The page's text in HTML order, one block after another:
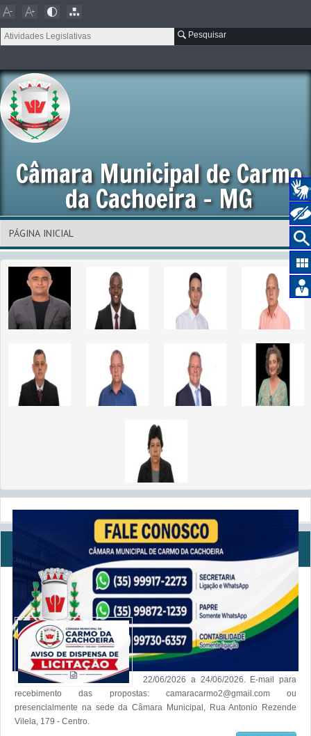
Pesquisar
Câmara Municipal de Carmo
da Cachoeira - MG
Câmara Municipal Abre Processo de Dispensa de
Licitação
Aviso de dispensa de licitação Nº
27/2026. Objeto: Aquisição de toners e
tintas para impressoras. Período para
22/06/2026 a 24/06/2026. E-mail para
recebimento das propostas: camaracarmo2@gmail.com ou
presencialmente na sede da Câmara Municipal, Rua Antonio Rezende
Vilela, 179 - Centro.